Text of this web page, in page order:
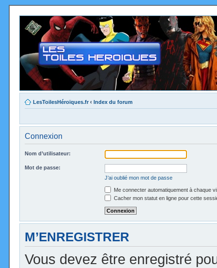
LesToilesHéroïques.fr ‹ Index du forum
Connexion
Nom d’utilisateur:
Mot de passe:
J’ai oublié mon mot de passe
Me connecter automatiquement à chaque
Cacher mon statut en ligne pour cette
M’ENREGISTRER
Vous devez être enregistré